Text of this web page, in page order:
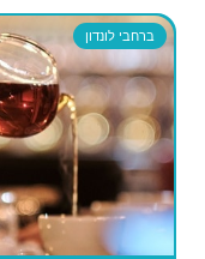
ברחבי לונדון